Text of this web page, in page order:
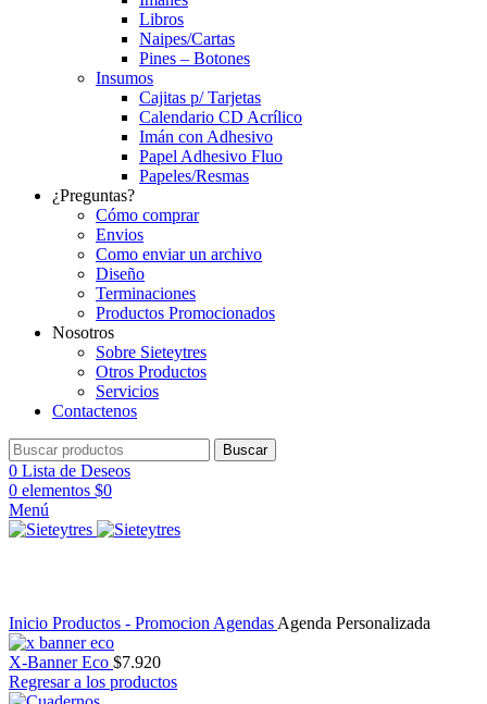
Libros
Naipes/Cartas
Pines – Botones
Insumos
Cajitas p/ Tarjetas
Calendario CD Acrílico
Imán con Adhesivo
Papel Adhesivo Fluo
Papeles/Resmas
¿Preguntas?
Cómo comprar
Envios
Como enviar un archivo
Diseño
Terminaciones
Productos Promocionados
Nosotros
Sobre Sieteytres
Otros Productos
Servicios
Contactenos
Buscar
0 Lista de Deseos
0 elementos $0
Menú
Inicio Productos - Promocion Agendas Agenda Personalizada
X-Banner Eco $7.920
Regresar a los productos